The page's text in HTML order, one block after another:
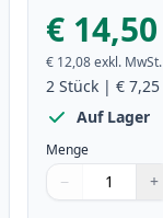
€ 14,50
€ 12,08exkl. MwSt.
2 Stück | € 7,25
Auf Lager
Menge
Verwenden
− +
1